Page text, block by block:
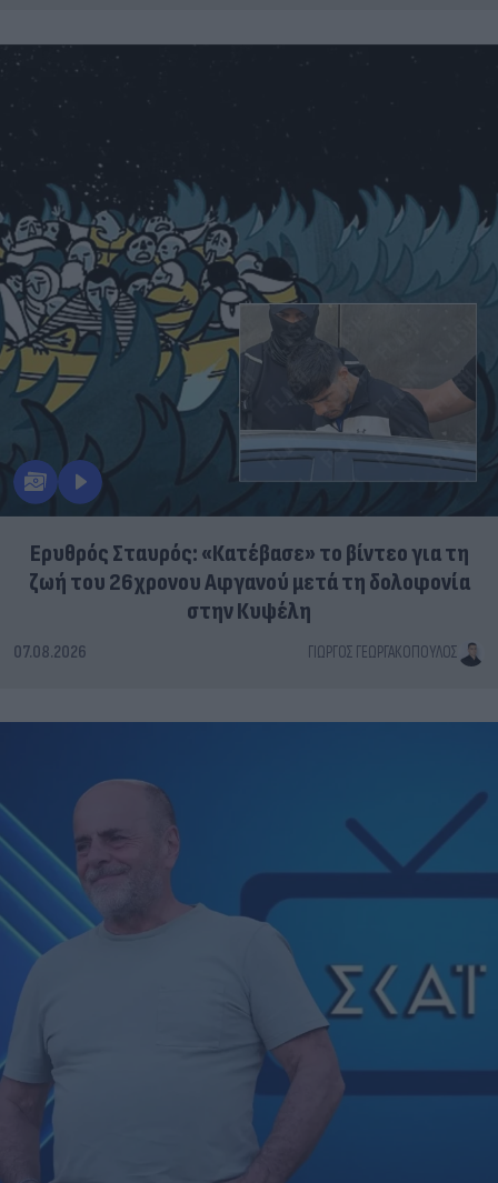
Ερυθρός Σταυρός: «Κατέβασε» το βίντεο για τη
ζωή του 26χρονου Αφγανού μετά τη δολοφονία
στην Κυψέλη
07.08.2026 ΓΙΏΡΓΟΣ ΓΕΩΡΓΑΚΌΠΟΥΛΟΣ